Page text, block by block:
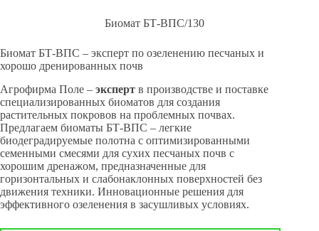
Биомат БТ-ВПС/130
Биомат БТ-ВПС – эксперт по озеленению песчаных и
хорошо дренированных почв
Агрофирма Поле – эксперт в производстве и поставке
специализированных биоматов для создания
растительных покровов на проблемных почвах.
Предлагаем биоматы БТ-ВПС – легкие
биодеградируемые полотна с оптимизированными
семенными смесями для сухих песчаных почв с
хорошим дренажом, предназначенные для
горизонтальных и слабонаклонных поверхностей без
движения техники. Инновационные решения для
эффективного озеленения в засушливых условиях.